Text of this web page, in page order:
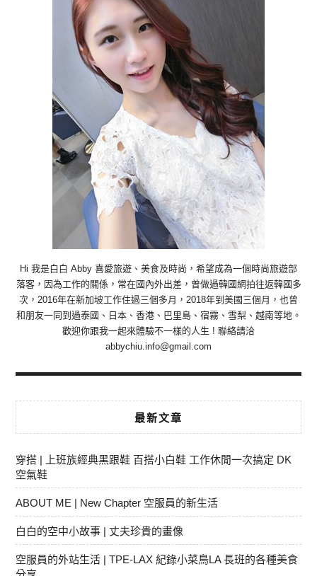
Hi 我是白白 Abby 喜愛旅遊、美食及時尚，希望成為一個時尚旅遊部
落客，因為工作的關係，常在國內外出差，曾做過韓國網拍往返韓國多
次，2016年在新加坡工作住過三個多月，2018年到美國三個月，也曾
和朋友一同到過泰國、日本、香港、巴里島、宿霧、雪梨、越南等地。
歡迎你跟我一起來體驗不一樣的人生 ! 聯絡請洽
abbychiu.info@gmail.com
最新文章
穿搭 | 上班族經典黑跟鞋 百搭小白鞋 工作休閒一次搞定 DK
空氣鞋
ABOUT ME | New Chapter 空服員的新生活
白白的空中小故事 | 丈夫珍貴的畫像
空服員的外站生活 | TPE-LAX 紀錄小菜鳥LA 長班的各種美食